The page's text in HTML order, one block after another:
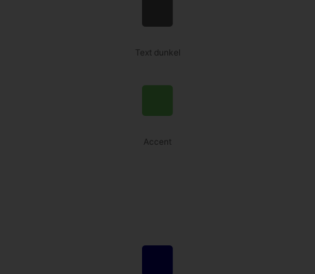
Text dunkel
Accent